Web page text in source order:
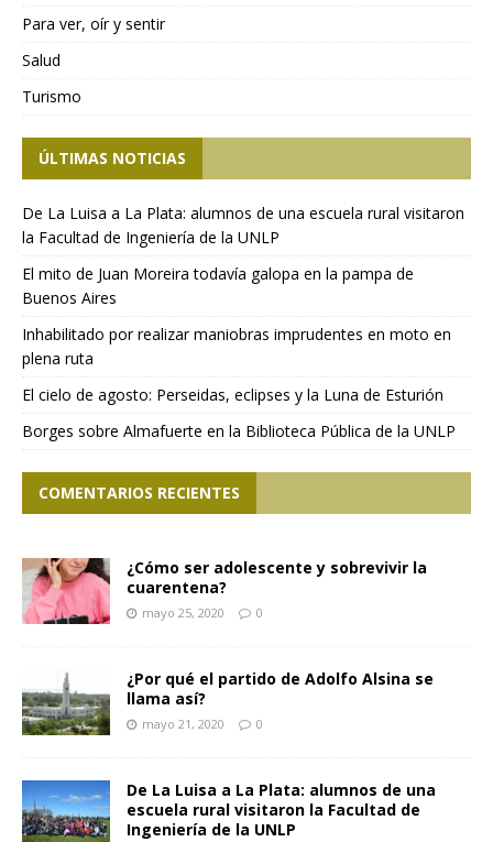
Para ver, oír y sentir
Salud
Turismo
ÚLTIMAS NOTICIAS
De La Luisa a La Plata: alumnos de una escuela rural visitaron
la Facultad de Ingeniería de la UNLP
El mito de Juan Moreira todavía galopa en la pampa de
Buenos Aires
Inhabilitado por realizar maniobras imprudentes en moto en
plena ruta
El cielo de agosto: Perseidas, eclipses y la Luna de Esturión
Borges sobre Almafuerte en la Biblioteca Pública de la UNLP
COMENTARIOS RECIENTES
¿Cómo ser adolescente y sobrevivir la
cuarentena?
mayo 25, 2020 0
¿Por qué el partido de Adolfo Alsina se
llama así?
mayo 21, 2020 0
De La Luisa a La Plata: alumnos de una
escuela rural visitaron la Facultad de
Ingeniería de la UNLP